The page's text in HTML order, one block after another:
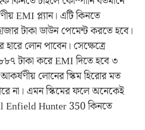
EMI প্ল্যান। এটি কিনতে
টাকা ডাউন পেমেন্ট করতে হবে।
লোন পাবেন। সেক্ষেত্রে
টাকা করে EMI দিতে হবে ৩
লোনের স্কিম হিরোর মত
না। এমন স্কিমের ফলে অনেকেই
Enfield Hunter 350 কিনতে